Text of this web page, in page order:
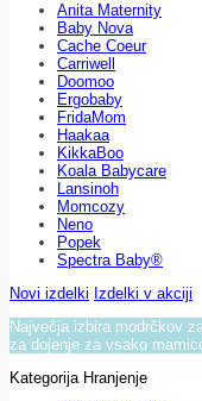
Anita Maternity
Baby Nova
Cache Coeur
Carriwell
Doomoo
Ergobaby
FridaMom
Haakaa
KikkaBoo
Koala Babycare
Lansinoh
Momcozy
Neno
Popek
Spectra Baby®
Novi izdelki Izdelki v akciji
Največja izbira modrčkov
za dojenje za vsako
Kategorija Hranjenje